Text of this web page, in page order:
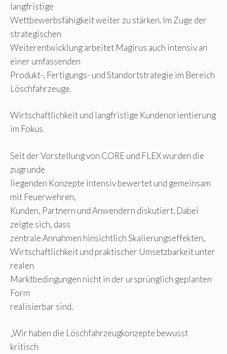
langfristige
Wettbewerbsfähigkeit weiter zu stärken. Im Zuge der
strategischen
Weiterentwicklung arbeitet Magirus auch intensiv an
einer umfassenden
Produkt-, Fertigungs- und Standortstrategie im Bereich
Löschfahrzeuge.
Wirtschaftlichkeit und langfristige Kundenorientierung
im Fokus
Seit der Vorstellung von CORE und FLEX wurden die
zugrunde
liegenden Konzepte intensiv bewertet und gemeinsam
mit Feuerwehren,
Kunden, Partnern und Anwendern diskutiert. Dabei
zeigte sich, dass
zentrale Annahmen hinsichtlich Skalierungseffekten,
Wirtschaftlichkeit und praktischer Umsetzbarkeit unter
realen
Marktbedingungen nicht in der ursprünglich geplanten
Form
realisierbar sind.
„Wir haben die Löschfahrzeugkonzepte bewusst
kritisch